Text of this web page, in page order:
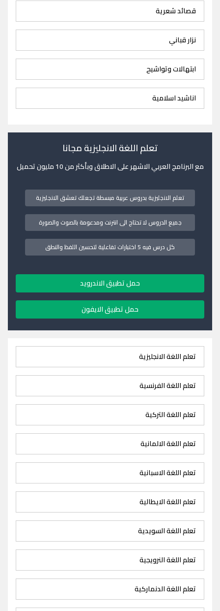
قصائد شعرية
نزار قباني
ابتهالات وتواشيح
اناشيد اسلامية
تعلم اللغة الانجليزية مجانا
مع البرنامج العربي الاشهر على الاطلاق وبأكثر من 10 مليون تحميل
تعلم الانجليزية بدروس عربية مبسطة تجعلك تعشق الانجليزية
جميع الدروس لا تحتاج الى انترنت ومدعومة بالصوت والصورة
كل درس فيه 5 اختبارات تفاعلية لتحسين اللفظ والنطق
حمل تطبيق الاندرويد
حمل تطبيق الايفون
تعلم اللغة الانجليزية
تعلم اللغة الفرنسية
تعلم اللغة التركية
تعلم اللغة الالمانية
تعلم اللغة الاسبانية
تعلم اللغة الايطالية
تعلم اللغة السويدية
تعلم اللغة النرويجية
تعلم اللغة الدنماركية